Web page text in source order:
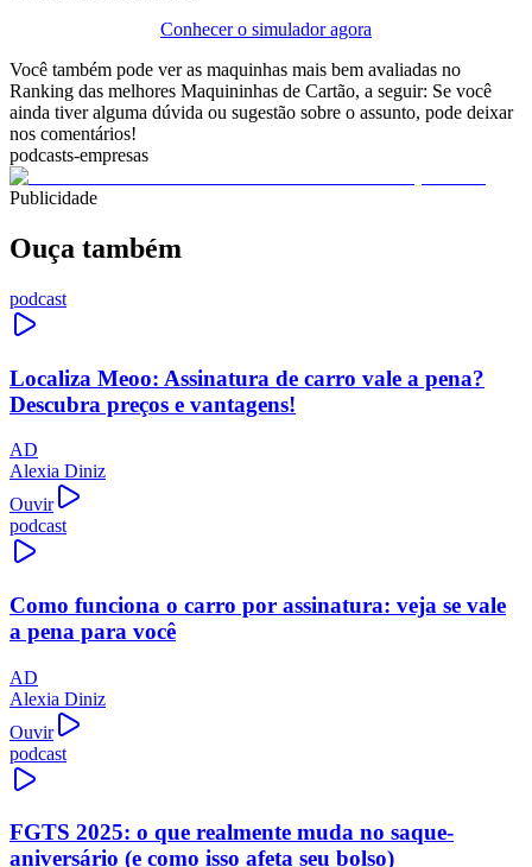
Conhecer o simulador agora
Você também pode ver as maquinhas mais bem avaliadas no
Ranking das melhores Maquininhas de Cartão, a seguir: Se você
ainda tiver alguma dúvida ou sugestão sobre o assunto, pode deixar
nos comentários!
podcasts-empresas
Publicidade
Ouça também
podcast
Localiza Meoo: Assinatura de carro vale a pena?
Descubra preços e vantagens!
AD
Alexia Diniz
Ouvir
podcast
Como funciona o carro por assinatura: veja se vale
a pena para você
AD
Alexia Diniz
Ouvir
podcast
FGTS 2025: o que realmente muda no saque-
aniversário (e como isso afeta seu bolso)